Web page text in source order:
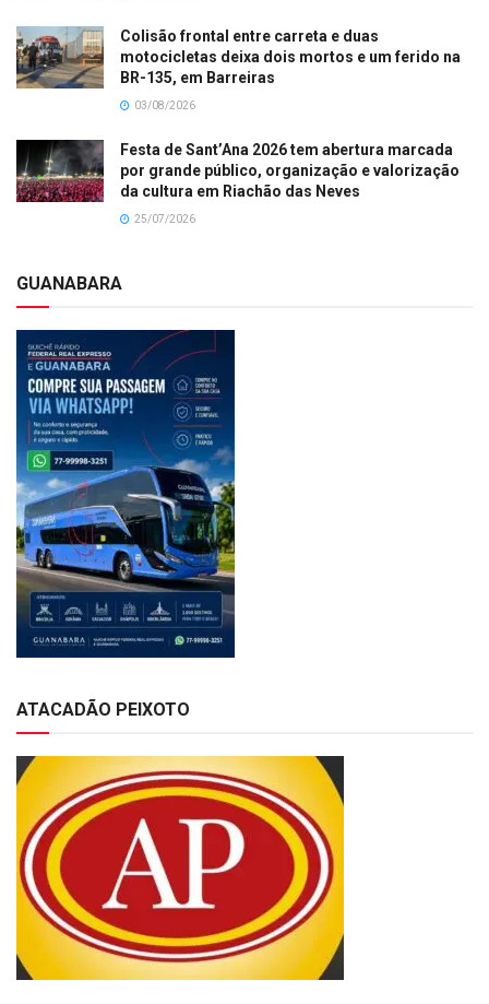
Colisão frontal entre carreta e duas
motocicletas deixa dois mortos e um ferido na
BR-135, em Barreiras
03/08/2026
Festa de Sant’Ana 2026 tem abertura marcada
por grande público, organização e valorização
da cultura em Riachão das Neves
25/07/2026
GUANABARA
ATACADÃO PEIXOTO